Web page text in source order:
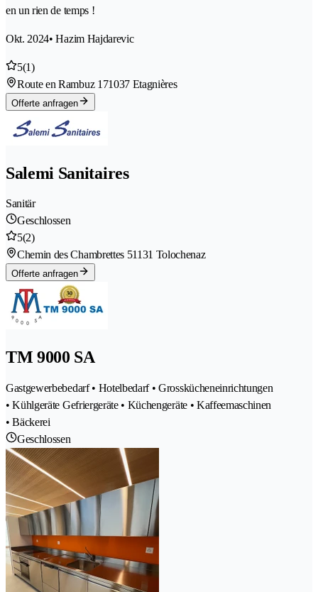
en un rien de temps !
Okt. 2024• Hazim Hajdarevic
5(1)
Route en Rambuz 171037 Etagnières
Offerte anfragen
Salemi Sanitaires
Sanitär
Geschlossen
5(2)
Chemin des Chambrettes 51131 Tolochenaz
Offerte anfragen
TM 9000 SA
Gastgewerbebedarf • Hotelbedarf • Grosskücheneinrichtungen
• Kühlgeräte Gefriergeräte • Küchengeräte • Kaffeemaschinen
• Bäckerei
Geschlossen